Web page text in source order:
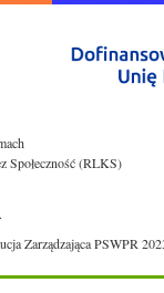
Społeczność (RLKS)
Zarządzająca PSWPR